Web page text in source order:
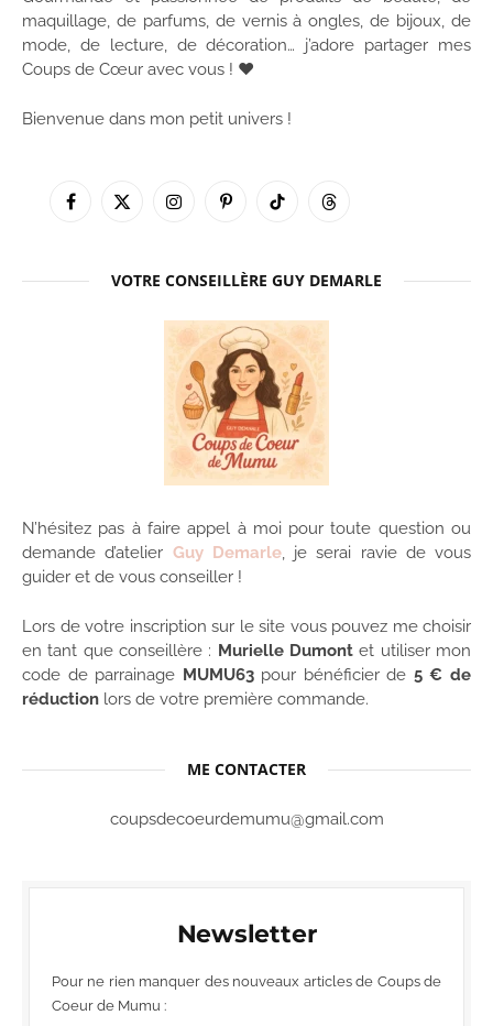
maquillage, de parfums, de vernis à ongles, de bijoux, de
mode, de lecture, de décoration… j’adore partager mes
Coups de Cœur avec vous ! ♥
Bienvenue dans mon petit univers !
Facebook
X
InstagramPinterestTikTok Threads
VOTRE CONSEILLÈRE GUY DEMARLE
N’hésitez pas à faire appel à moi pour toute question ou
demande d’atelier Guy Demarle, je serai ravie de vous
guider et de vous conseiller !
Lors de votre inscription sur le site vous pouvez me choisir
en tant que conseillère : Murielle Dumont et utiliser mon
code de parrainage MUMU63pour bénéficier de 5 € de
réduction lors de votre première commande.
ME CONTACTER
coupsdecoeurdemumu@gmail.com
Newsletter
Pour ne rien manquer des nouveaux articles de Coups de
Coeur de Mumu :